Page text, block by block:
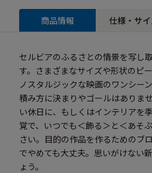
商品情報 仕様・サ
セルビアのふるさとの情景を写し
す。さまざまなサイズや形状のピ
ノスタルジックな映画のワンシー
積み方に決まりやゴールはありま
い休日に、もしくはインテリアを
覚で、いつでも＜飾る＞と＜あそ
さい。目的の作品を作るためのブ
でやめても大丈夫。思いがけない
ょう。